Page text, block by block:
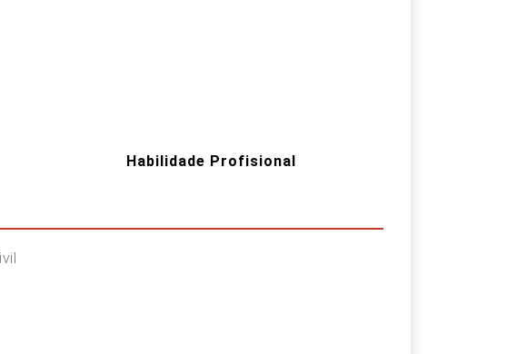
Habilidade Profisional